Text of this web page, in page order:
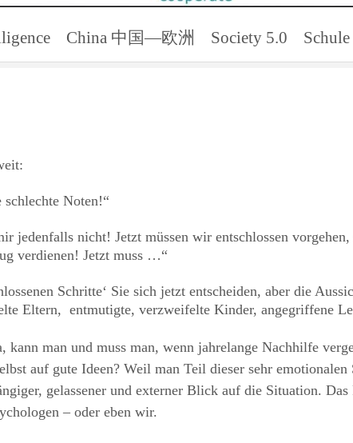
China 中国—欧洲 Society 5.0 Schule
Noten!“
jedenfalls nicht! Jetzt müssen wir entschlossen
verdienen! Jetzt muss …“
Schritte‘ Sie sich jetzt entscheiden, aber die
Eltern, entmutigte, verzweifelte Kinder, angegriffene
kann man und muss man, wenn jahrelange Nachhilfe
auf gute Ideen? Weil man Teil dieser sehr
gelassener und externer Blick auf die Situation.
– oder eben wir.